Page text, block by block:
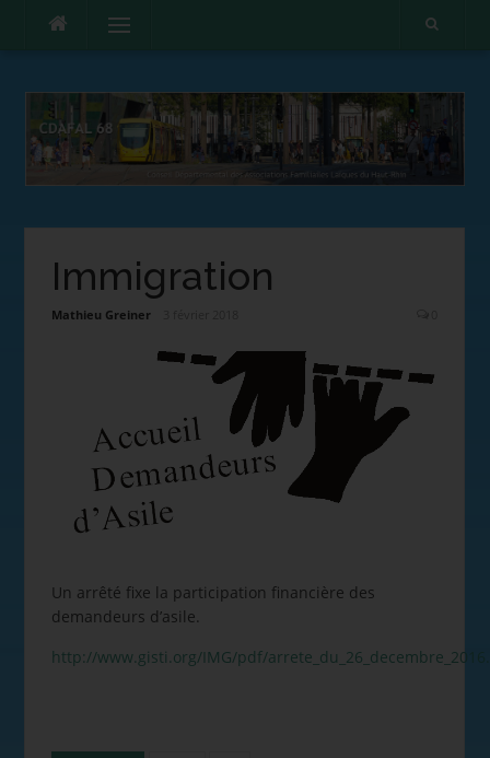
Menu
Immigration
Mathieu Greiner
Un arrêté fixe la participation financière des
demandeurs d’asile.
http://www.gisti.org/IMG/pdf/